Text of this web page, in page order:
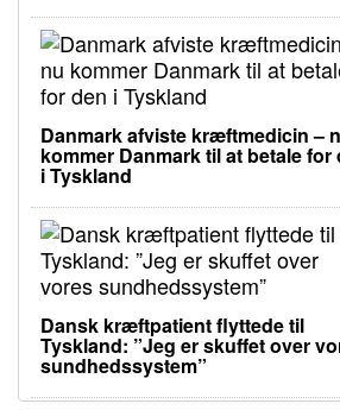
Danmark afviste kræftmedicin –
kommer Danmark til at betale for
i Tyskland
Dansk kræftpatient flyttede til
Tyskland: ”Jeg er skuffet over
sundhedssystem”